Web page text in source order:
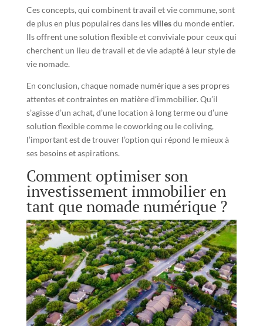
Ces concepts, qui combinent travail et vie commune, sont
de plus en plus populaires dans lesvillesdu monde entier.
Ils offrent une solution flexible et conviviale pour ceux qui
cherchent un lieu de travail et de vie adapté à leur style de
vie nomade.
En conclusion, chaque nomade numérique a ses propres
attentes et contraintes en matière d’immobilier. Qu’il
s’agisse d’un achat, d’une location à long terme ou d’une
solution flexible comme le coworking ou le coliving,
l’important est de trouver l’option qui répond le mieux à
ses besoins et aspirations.
Comment optimiser son
investissement immobilier en
tant que nomade numérique ?